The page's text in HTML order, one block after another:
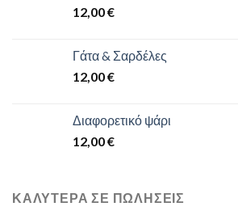
12,00€
Γάτα & Σαρδέλες
12,00€
Διαφορετικό ψάρι
12,00€
ΚΑΛΎΤΕΡΑ ΣΕ ΠΩΛΉΣΕΙΣ